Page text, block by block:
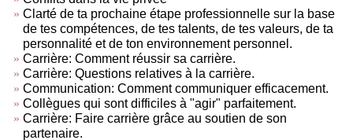
Clarté de ta prochaine étape professionnelle sur la base
de tes compétences, de tes talents, de tes valeurs, de ta
personnalité et de ton environnement personnel.
Carrière: Comment réussir sa carrière.
Carrière: Questions relatives à la carrière.
Communication: Comment communiquer efficacement.
Collègues qui sont difficiles à "agir" parfaitement.
Carrière: Faire carrière grâce au soutien de son
partenaire.